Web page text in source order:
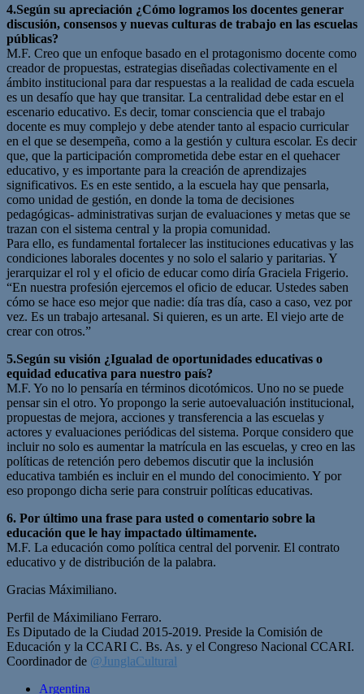
4.Según su apreciación ¿Cómo logramos los docentes generar
discusión, consensos y nuevas culturas de trabajo en las escuelas
públicas?
M.F. Creo que un enfoque basado en el protagonismo docente como
creador de propuestas, estrategias diseñadas colectivamente en el
ámbito institucional para dar respuestas a la realidad de cada escuela
es un desafío que hay que transitar. La centralidad debe estar en el
escenario educativo. Es decir, tomar consciencia que el trabajo
docente es muy complejo y debe atender tanto al espacio curricular
en el que se desempeña, como a la gestión y cultura escolar. Es decir
que, que la participación comprometida debe estar en el quehacer
educativo, y es importante para la creación de aprendizajes
significativos. Es en este sentido, a la escuela hay que pensarla,
como unidad de gestión, en donde la toma de decisiones
pedagógicas- administrativas surjan de evaluaciones y metas que se
trazan con el sistema central y la propia comunidad.
Para ello, es fundamental fortalecer las instituciones educativas y las
condiciones laborales docentes y no solo el salario y paritarias. Y
jerarquizar el rol y el oficio de educar como diría Graciela Frigerio.
“En nuestra profesión ejercemos el oficio de educar. Ustedes saben
cómo se hace eso mejor que nadie: día tras día, caso a caso, vez por
vez. Es un trabajo artesanal. Si quieren, es un arte. El viejo arte de
crear con otros.”
5.Según su visión ¿Igualad de oportunidades educativas o
equidad educativa para nuestro país?
M.F. Yo no lo pensaría en términos dicotómicos. Uno no se puede
pensar sin el otro. Yo propongo la serie autoevaluación institucional,
propuestas de mejora, acciones y transferencia a las escuelas y
actores y evaluaciones periódicas del sistema. Porque considero que
incluir no solo es aumentar la matrícula en las escuelas, y creo en las
políticas de retención pero debemos discutir que la inclusión
educativa también es incluir en el mundo del conocimiento. Y por
eso propongo dicha serie para construir políticas educativas.
6. Por último una frase para usted o comentario sobre la
educación que le hay impactado últimamente.
M.F. La educación como política central del porvenir. El contrato
educativo y de distribución de la palabra.
Gracias Máximiliano.
Perfil de Máximiliano Ferraro.
Es Diputado de la Ciudad 2015-2019. Preside la Comisión de
Educación y la CCARI C. Bs. As. y el Congreso Nacional CCARI.
Coordinador de @JunglaCultural
Argentina